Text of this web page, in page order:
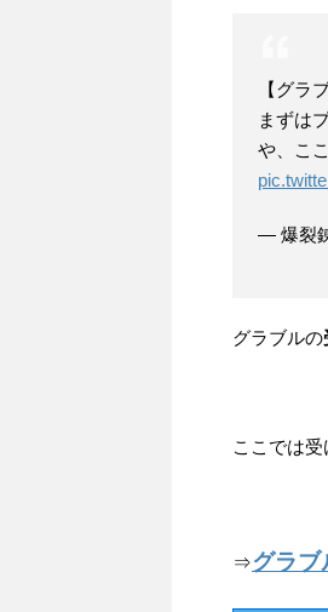
【グラ
まずは
や、こ
— 爆裂
グラブルの
ここでは
⇒グラ